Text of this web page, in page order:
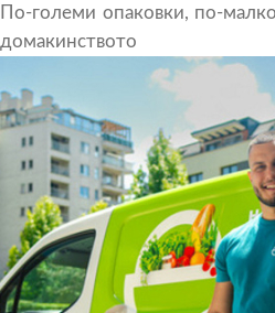
По-големи опаковки, по-
домакинството